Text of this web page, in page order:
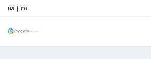
ua | ru